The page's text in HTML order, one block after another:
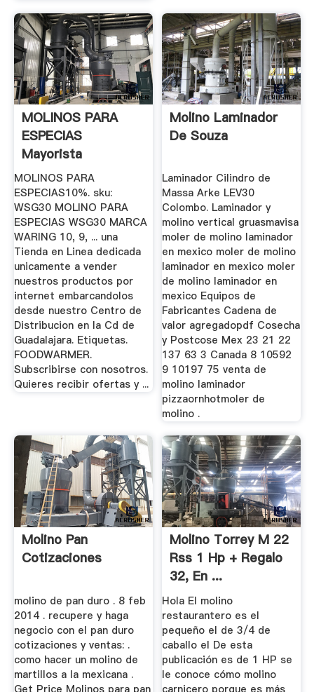
MOLINOS PARA
ESPECIAS
Mayorista
Restaurantero
MOLINOS PARA
ESPECIAS10%. sku:
WSG30 MOLINO PARA
ESPECIAS WSG30 MARCA
WARING 10, 9, ... una
Tienda en Linea dedicada
unicamente a vender
nuestros productos por
internet embarcandolos
desde nuestro Centro de
Distribucion en la Cd de
Guadalajara. Etiquetas.
FOODWARMER.
Subscribirse con nosotros.
Quieres recibir ofertas y ...
Molino Laminador
De Souza
Laminador Cilindro de
Massa Arke LEV30
Colombo. Laminador y
molino vertical gruasmavisa
moler de molino laminador
en mexico moler de molino
laminador en mexico moler
de molino laminador en
mexico Equipos de
Fabricantes Cadena de
valor agregadopdf Cosecha
y Postcose Mex 23 21 22
137 63 3 Canada 8 10592
9 10197 75 venta de
molino laminador
pizzaornhotmoler de
molino .
Molino Pan
Cotizaciones
molino de pan duro . 8 feb
2014 . recupere y haga
negocio con el pan duro
cotizaciones y ventas: .
como hacer un molino de
martillos a la mexicana .
Get Price Molinos para pan
Molino Torrey M 22
Rss 1 Hp + Regalo
32, En ...
Hola El molino
restaurantero es el
pequeño el de 3/4 de
caballo el De esta
publicación es de 1 HP se
le conoce cómo molino
carnicero porque es más